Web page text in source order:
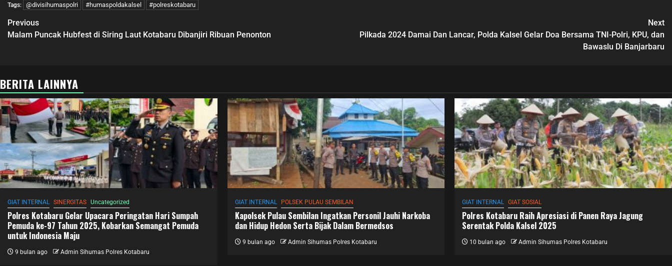
Tags: @divisihumaspolri #humaspoldakalsel #polreskotabaru
Previous
Malam Puncak Hubfest di Siring Laut Kotabaru Dibanjiri Ribuan Penonton
Next
Pilkada 2024 Damai Dan Lancar, Polda Kalsel Gelar Doa Bersama TNI-Polri, KPU, dan
Bawaslu Di Banjarbaru
BERITA LAINNYA
GIAT INTERNAL SINERGITAS Uncategorized
Polres Kotabaru Gelar Upacara Peringatan Hari Sumpah
Pemuda ke-97 Tahun 2025, Kobarkan Semangat Pemuda
untuk Indonesia Maju
9 bulan ago Admin Sihumas Polres Kotabaru
GIAT INTERNAL POLSEK PULAU SEMBILAN
Kapolsek Pulau Sembilan Ingatkan Personil Jauhi Narkoba
dan Hidup Hedon Serta Bijak Dalam Bermedsos
9 bulan ago Admin Sihumas Polres Kotabaru
GIAT INTERNAL GIAT SOSIAL
Polres Kotabaru Raih Apresiasi di Panen Raya Jagung
Serentak Polda Kalsel 2025
10 bulan ago Admin Sihumas Polres Kotabaru